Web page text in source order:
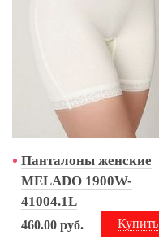
Панталоны женские
MELADO 1900W-
41004.1L
Купить
460.00 руб.